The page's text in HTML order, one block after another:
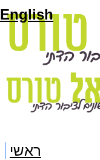
English
ראשי